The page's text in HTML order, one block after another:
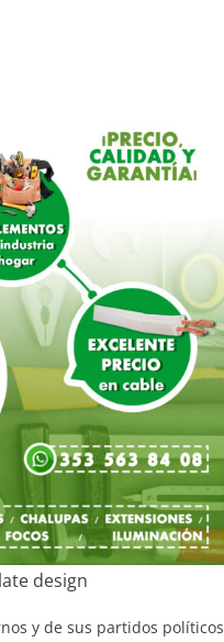
design
y de sus partidos políticos